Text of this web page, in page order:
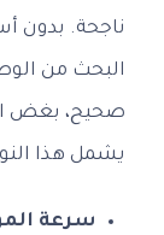
ناجحة. بدون
البحث من
صحيح، بغض
يشمل هذا
سرعة